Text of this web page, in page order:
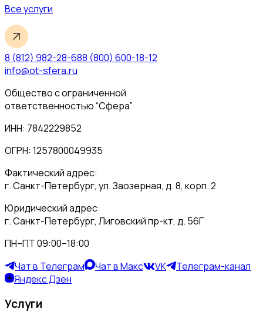
Все услуги
8 (812) 982-28-688 (800) 600-18-12
info@ot-sfera.ru
Общество с ограниченной
ответственностью “Сфера”
ИНН: 7842229852
ОГРН: 1257800049935
Фактический адрес:
г. Санкт-Петербург, ул. Заозерная, д. 8, корп. 2
Юридический адрес:
г. Санкт-Петербург, Лиговский пр-кт, д. 56Г
ПН–ПТ 09:00–18:00
Чат в Телеграм
Чат в Макс VK
Телеграм-канал
Яндекс Дзен
Услуги